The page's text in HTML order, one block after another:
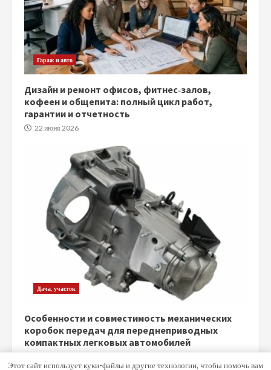
Гараж и авто
Дизайн и ремонт офисов, фитнес‑залов,
кофеен и общепита: полный цикл работ,
гарантии и отчетность
22 июня 2026
Дача, участок
Особенности и совместимость механических
коробок передач для переднеприводных
компактных легковых автомобилей
Этот сайт использует куки-файлы и другие технологии, чтобы помочь вам